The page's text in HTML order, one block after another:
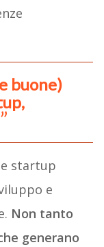
buone)
startup
e
Non tanto
generano